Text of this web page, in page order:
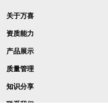
关于万喜
资质能力
产品展示
质量管理
知识分享
联系我们